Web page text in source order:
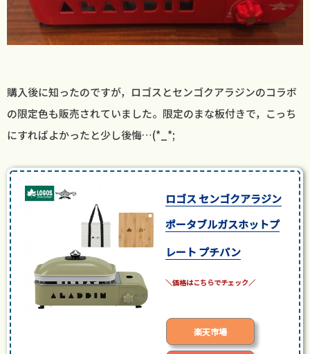
購入後に知ったのですが，ロゴスとセンゴクアラジンのコラボ
の限定色も販売されていました。限定のまな板付きで，こっち
にすればよかったと少し後悔…(*_*;
ロゴス センゴクアラジン
ポータブルガスホットプ
レート プチパン
楽天市場